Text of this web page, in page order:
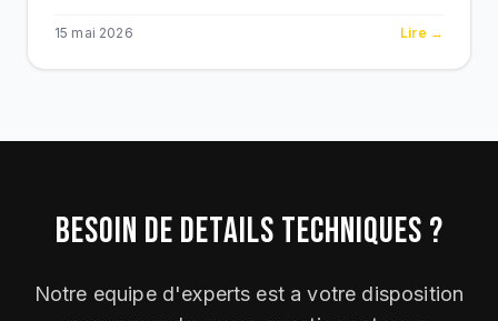
15 mai 2026 Lire →
BESOIN DE DETAILS TECHNIQUES ?
Notre equipe d'experts est a votre disposition